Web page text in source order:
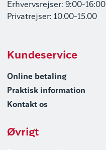
Erhvervsrejser: 9:00-16:00
Privatrejser: 10.00-15.00
Kundeservice
Online betaling
Praktisk information
Kontakt os
Øvrigt